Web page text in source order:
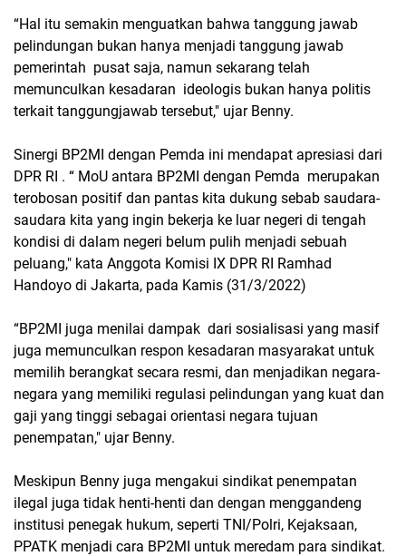
“Hal itu semakin menguatkan bahwa tanggung jawab
pelindungan bukan hanya menjadi tanggung jawab
pemerintah pusat saja, namun sekarang telah
memunculkan kesadaran ideologis bukan hanya politis
terkait tanggungjawab tersebut," ujar Benny.
Sinergi BP2MI dengan Pemda ini mendapat apresiasi dari
DPR RI . “ MoU antara BP2MI dengan Pemda merupakan
terobosan positif dan pantas kita dukung sebab saudara-
saudara kita yang ingin bekerja ke luar negeri di tengah
kondisi di dalam negeri belum pulih menjadi sebuah
peluang," kata Anggota Komisi IX DPR RI Ramhad
Handoyo di Jakarta, pada Kamis (31/3/2022)
“BP2MI juga menilai dampak dari sosialisasi yang masif
juga memunculkan respon kesadaran masyarakat untuk
memilih berangkat secara resmi, dan menjadikan negara-
negara yang memiliki regulasi pelindungan yang kuat dan
gaji yang tinggi sebagai orientasi negara tujuan
penempatan," ujar Benny.
Meskipun Benny juga mengakui sindikat penempatan
ilegal juga tidak henti-henti dan dengan menggandeng
institusi penegak hukum, seperti TNI/Polri, Kejaksaan,
PPATK menjadi cara BP2MI untuk meredam para sindikat.